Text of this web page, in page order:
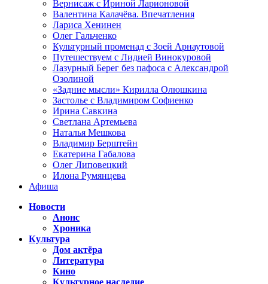
Вернисаж с Ириной Ларионовой
Валентина Калачёва. Впечатления
Лариса Хенинен
Олег Гальченко
Культурный променад с Зоей Арнаутовой
Путешествуем с Лидией Винокуровой
Лазурный Берег без пафоса с Александрой
Озолиной
«Задние мысли» Кирилла Олюшкина
Застолье с Владимиром Софиенко
Ирина Савкина
Светлана Артемьева
Наталья Мешкова
Владимир Берштейн
Екатерина Габалова
Олег Липовецкий
Илона Румянцева
Афиша
Новости
Анонс
Хроника
Культура
Дом актёра
Литература
Кино